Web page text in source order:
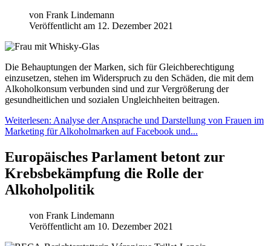
von Frank Lindemann
Veröffentlicht am 12. Dezember 2021
Die Behauptungen der Marken, sich für Gleichberechtigung
einzusetzen, stehen im Widerspruch zu den Schäden, die mit dem
Alkoholkonsum verbunden sind und zur Vergrößerung der
gesundheitlichen und sozialen Ungleichheiten beitragen.
Weiterlesen: Analyse der Ansprache und Darstellung von Frauen im
Marketing für Alkoholmarken auf Facebook und...
Europäisches Parlament betont zur
Krebsbekämpfung die Rolle der
Alkoholpolitik
von Frank Lindemann
Veröffentlicht am 10. Dezember 2021